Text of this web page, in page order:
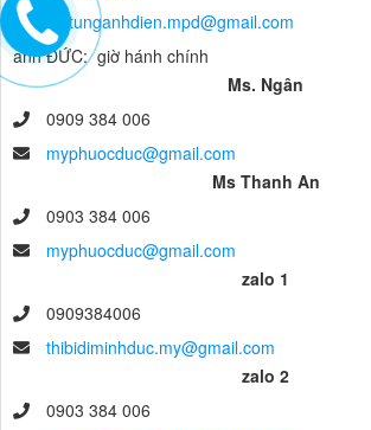
vattunganhdien.mpd@gmail.com
anh ĐỨC: giờ hánh chính
Ms. Ngân
0909 384 006
myphuocduc@gmail.com
Ms Thanh An
0903 384 006
myphuocduc@gmail.com
zalo 1
0909384006
thibidiminhduc.my@gmail.com
zalo 2
0903 384 006